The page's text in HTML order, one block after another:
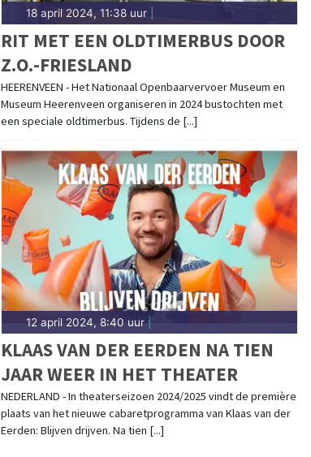
18 april 2024, 11:38 uur|
RIT MET EEN OLDTIMERBUS DOOR
Z.O.-FRIESLAND
HEERENVEEN - Het Nationaal Openbaarvervoer Museum en
Museum Heerenveen organiseren in 2024 bustochten met
een speciale oldtimerbus. Tijdens de [...]
12 april 2024, 8:40 uur|
KLAAS VAN DER EERDEN NA TIEN
JAAR WEER IN HET THEATER
NEDERLAND - In theaterseizoen 2024/2025 vindt de première
plaats van het nieuwe cabaretprogramma van Klaas van der
Eerden: Blijven drijven. Na tien [...]